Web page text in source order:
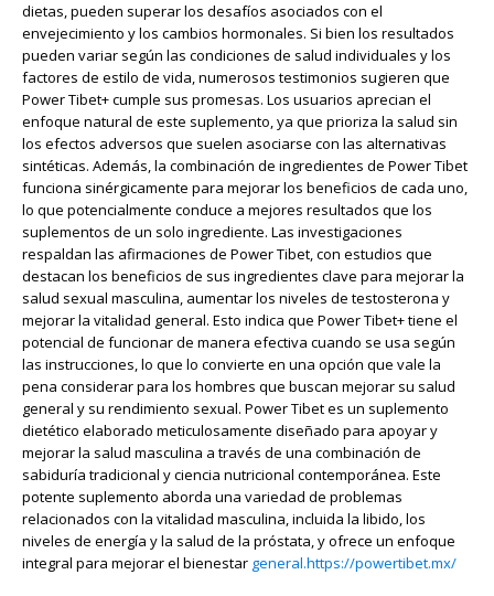
dietas, pueden superar los desafíos asociados con el
envejecimiento y los cambios hormonales. Si bien los resultados
pueden variar según las condiciones de salud individuales y los
factores de estilo de vida, numerosos testimonios sugieren que
Power Tibet+ cumple sus promesas. Los usuarios aprecian el
enfoque natural de este suplemento, ya que prioriza la salud sin
los efectos adversos que suelen asociarse con las alternativas
sintéticas. Además, la combinación de ingredientes de Power Tibet
funciona sinérgicamente para mejorar los beneficios de cada uno,
lo que potencialmente conduce a mejores resultados que los
suplementos de un solo ingrediente. Las investigaciones
respaldan las afirmaciones de Power Tibet, con estudios que
destacan los beneficios de sus ingredientes clave para mejorar la
salud sexual masculina, aumentar los niveles de testosterona y
mejorar la vitalidad general. Esto indica que Power Tibet+ tiene el
potencial de funcionar de manera efectiva cuando se usa según
las instrucciones, lo que lo convierte en una opción que vale la
pena considerar para los hombres que buscan mejorar su salud
general y su rendimiento sexual. Power Tibet es un suplemento
dietético elaborado meticulosamente diseñado para apoyar y
mejorar la salud masculina a través de una combinación de
sabiduría tradicional y ciencia nutricional contemporánea. Este
potente suplemento aborda una variedad de problemas
relacionados con la vitalidad masculina, incluida la libido, los
niveles de energía y la salud de la próstata, y ofrece un enfoque
integral para mejorar el bienestar general.https://powertibet.mx/